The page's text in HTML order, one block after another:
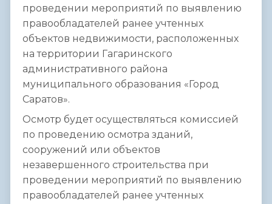
проведении мероприятий по выявлению
правообладателей ранее учтенных
объектов недвижимости, расположенных
на территории Гагаринского
административного района
муниципального образования «Город
Саратов».
Осмотр будет осуществляться комиссией
по проведению осмотра зданий,
сооружений или объектов
незавершенного строительства при
проведении мероприятий по выявлению
правообладателей ранее учтенных